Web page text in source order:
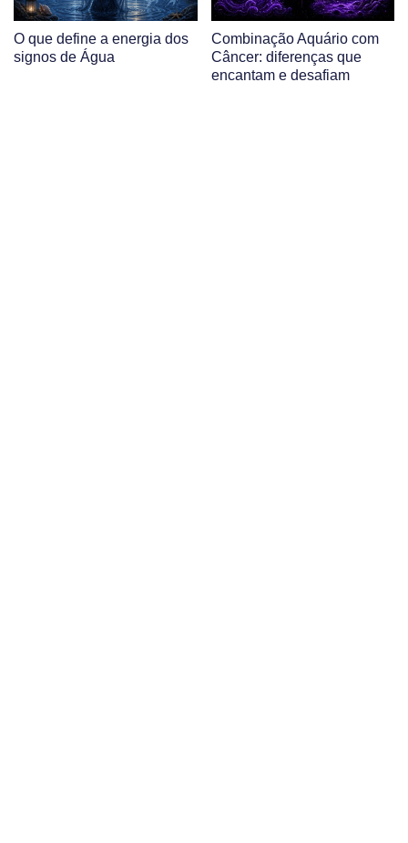
O que define a energia dos
signos de Água
Combinação Aquário com
Câncer: diferenças que
encantam e desafiam